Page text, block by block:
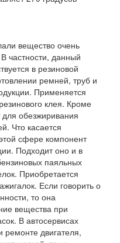
вещество очень
частности, данный
в резиновой
ремней, труб и
Применяется
клея. Кроме
для обезжиривания
Что касается
сфере компонент
Подходит оно и в
паяльных
Приобретается
Если говорить о
то она
вещества при
В автосервисах
ремонте двигателя,